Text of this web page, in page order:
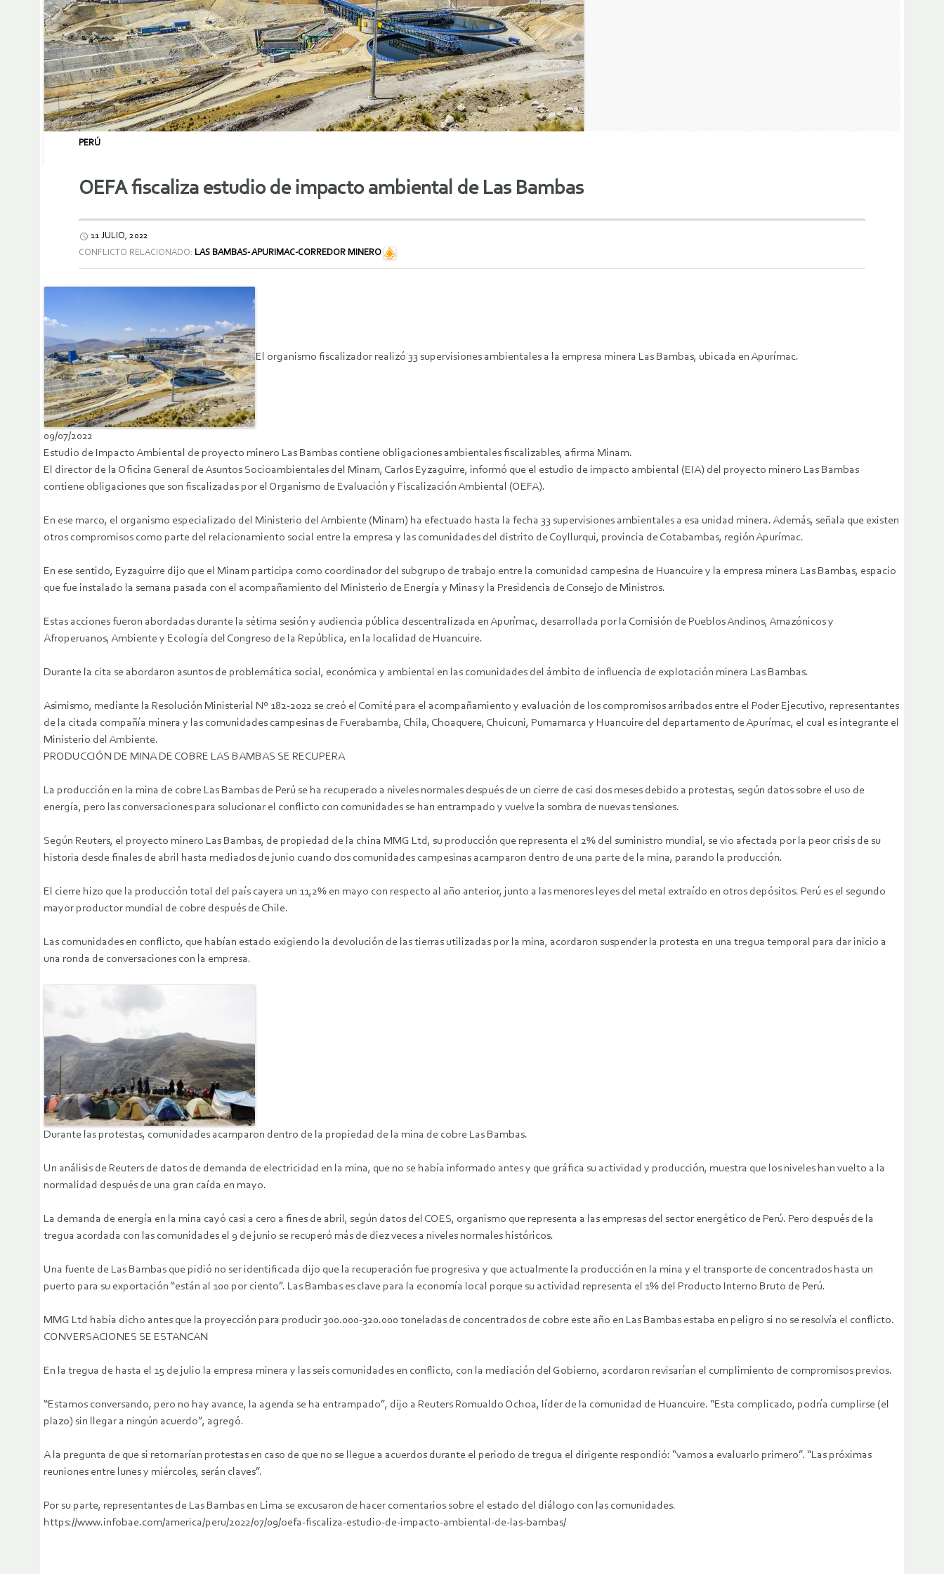
PERÚ
OEFA fiscaliza estudio de impacto ambiental de Las Bambas
11 JULIO, 2022
CONFLICTO RELACIONADO: LAS BAMBAS- APURIMAC-CORREDOR MINERO
El organismo fiscalizador realizó 33 supervisiones ambientales a la empresa minera Las Bambas, ubicada en Apurímac.
09/07/2022
Estudio de Impacto Ambiental de proyecto minero Las Bambas contiene obligaciones ambientales fiscalizables, afirma Minam.
El director de la Oficina General de Asuntos Socioambientales del Minam, Carlos Eyzaguirre, informó que el estudio de impacto ambiental (EIA) del proyecto minero Las Bambas
contiene obligaciones que son fiscalizadas por el Organismo de Evaluación y Fiscalización Ambiental (OEFA).
En ese marco, el organismo especializado del Ministerio del Ambiente (Minam) ha efectuado hasta la fecha 33 supervisiones ambientales a esa unidad minera. Además, señala que existen
otros compromisos como parte del relacionamiento social entre la empresa y las comunidades del distrito de Coyllurqui, provincia de Cotabambas, región Apurímac.
En ese sentido, Eyzaguirre dijo que el Minam participa como coordinador del subgrupo de trabajo entre la comunidad campesina de Huancuire y la empresa minera Las Bambas, espacio
que fue instalado la semana pasada con el acompañamiento del Ministerio de Energía y Minas y la Presidencia de Consejo de Ministros.
Estas acciones fueron abordadas durante la sétima sesión y audiencia pública descentralizada en Apurímac, desarrollada por la Comisión de Pueblos Andinos, Amazónicos y
Afroperuanos, Ambiente y Ecología del Congreso de la República, en la localidad de Huancuire.
Durante la cita se abordaron asuntos de problemática social, económica y ambiental en las comunidades del ámbito de influencia de explotación minera Las Bambas.
Asimismo, mediante la Resolución Ministerial Nº 182-2022 se creó el Comité para el acompañamiento y evaluación de los compromisos arribados entre el Poder Ejecutivo, representantes
de la citada compañía minera y las comunidades campesinas de Fuerabamba, Chila, Choaquere, Chuicuni, Pumamarca y Huancuire del departamento de Apurímac, el cual es integrante el
Ministerio del Ambiente.
PRODUCCIÓN DE MINA DE COBRE LAS BAMBAS SE RECUPERA
La producción en la mina de cobre Las Bambas de Perú se ha recuperado a niveles normales después de un cierre de casi dos meses debido a protestas, según datos sobre el uso de
energía, pero las conversaciones para solucionar el conflicto con comunidades se han entrampado y vuelve la sombra de nuevas tensiones.
Según Reuters, el proyecto minero Las Bambas, de propiedad de la china MMG Ltd, su producción que representa el 2% del suministro mundial, se vio afectada por la peor crisis de su
historia desde finales de abril hasta mediados de junio cuando dos comunidades campesinas acamparon dentro de una parte de la mina, parando la producción.
El cierre hizo que la producción total del país cayera un 11,2% en mayo con respecto al año anterior, junto a las menores leyes del metal extraído en otros depósitos. Perú es el segundo
mayor productor mundial de cobre después de Chile.
Las comunidades en conflicto, que habían estado exigiendo la devolución de las tierras utilizadas por la mina, acordaron suspender la protesta en una tregua temporal para dar inicio a
una ronda de conversaciones con la empresa.
Durante las protestas, comunidades acamparon dentro de la propiedad de la mina de cobre Las Bambas.
Un análisis de Reuters de datos de demanda de electricidad en la mina, que no se había informado antes y que gráfica su actividad y producción, muestra que los niveles han vuelto a la
normalidad después de una gran caída en mayo.
La demanda de energía en la mina cayó casi a cero a fines de abril, según datos del COES, organismo que representa a las empresas del sector energético de Perú. Pero después de la
tregua acordada con las comunidades el 9 de junio se recuperó más de diez veces a niveles normales históricos.
Una fuente de Las Bambas que pidió no ser identificada dijo que la recuperación fue progresiva y que actualmente la producción en la mina y el transporte de concentrados hasta un
puerto para su exportación “están al 100 por ciento”. Las Bambas es clave para la economía local porque su actividad representa el 1% del Producto Interno Bruto de Perú.
MMG Ltd había dicho antes que la proyección para producir 300.000-320.000 toneladas de concentrados de cobre este año en Las Bambas estaba en peligro si no se resolvía el conflicto.
CONVERSACIONES SE ESTANCAN
En la tregua de hasta el 15 de julio la empresa minera y las seis comunidades en conflicto, con la mediación del Gobierno, acordaron revisarían el cumplimiento de compromisos previos.
“Estamos conversando, pero no hay avance, la agenda se ha entrampado”, dijo a Reuters Romualdo Ochoa, líder de la comunidad de Huancuire. “Esta complicado, podría cumplirse (el
plazo) sin llegar a ningún acuerdo”, agregó.
A la pregunta de que si retornarían protestas en caso de que no se llegue a acuerdos durante el periodo de tregua el dirigente respondió: “vamos a evaluarlo primero”. “Las próximas
reuniones entre lunes y miércoles, serán claves”.
Por su parte, representantes de Las Bambas en Lima se excusaron de hacer comentarios sobre el estado del diálogo con las comunidades.
https://www.infobae.com/america/peru/2022/07/09/oefa-fiscaliza-estudio-de-impacto-ambiental-de-las-bambas/